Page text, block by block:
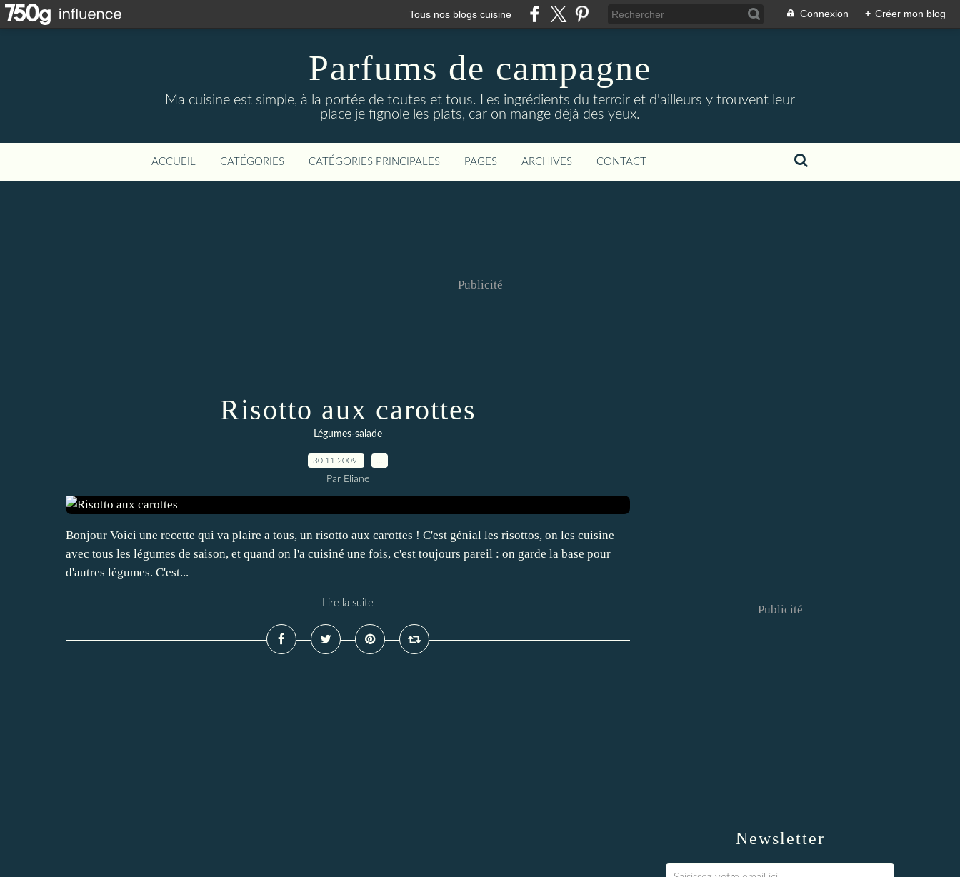
Tous nos blogs cuisine Connexion + Créer mon blog
Parfums de campagne
Ma cuisine est simple, à la portée de toutes et tous. Les ingrédients du terroir et d'ailleurs y trouvent leur
place je fignole les plats, car on mange déjà des yeux.
ACCUEIL CATÉGORIES CATÉGORIES PRINCIPALES PAGES ARCHIVES CONTACT
Publicité
Risotto aux carottes
Légumes-salade
30.11.2009
Par Eliane
Bonjour Voici une recette qui va plaire a tous, un risotto aux carottes ! C'est génial les risottos, on les cuisine
avec tous les légumes de saison, et quand on l'a cuisiné une fois, c'est toujours pareil : on garde la base pour
d'autres légumes. C'est...
Lire la suite
Newsletter
Publicité